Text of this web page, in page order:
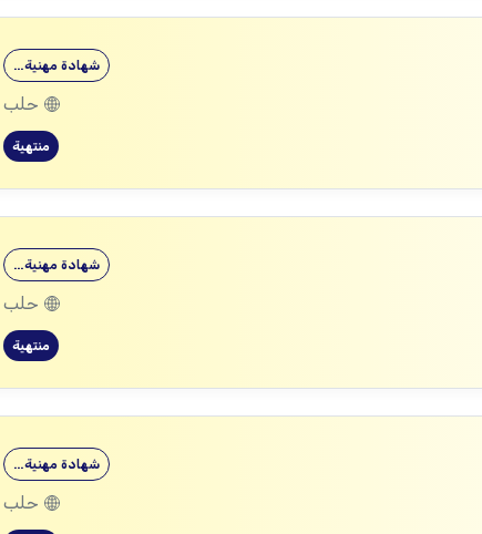
شهادة مهنية…
حلب
منتهية
شهادة مهنية…
حلب
منتهية
شهادة مهنية…
حلب